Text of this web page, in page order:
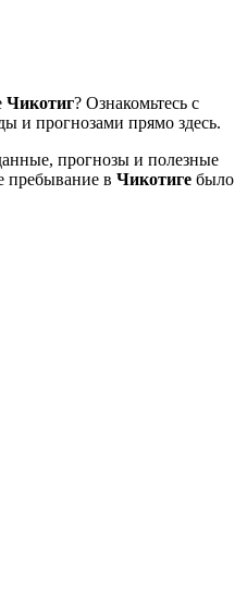
Чикотиг? Ознакомьтесь с
и прогнозами прямо здесь.
прогнозы и полезные
пребывание в Чикотиге было